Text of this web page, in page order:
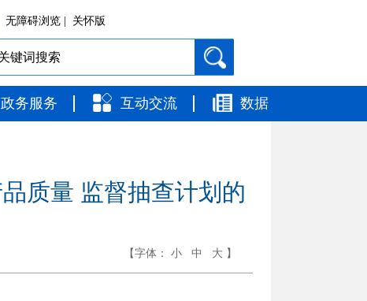
无障碍浏览 | 关怀版
政务服务 互动交流 数据
质量 监督抽查计划的
【字体： 小 中 大 】